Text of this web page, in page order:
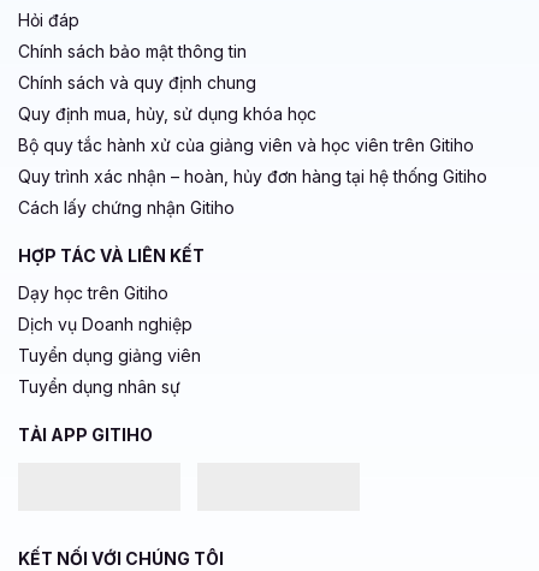
Hỏi đáp
Chính sách bảo mật thông tin
Chính sách và quy định chung
Quy định mua, hủy, sử dụng khóa học
Bộ quy tắc hành xử của giảng viên và học viên trên Gitiho
Quy trình xác nhận – hoàn, hủy đơn hàng tại hệ thống Gitiho
Cách lấy chứng nhận Gitiho
HỢP TÁC VÀ LIÊN KẾT
Dạy học trên Gitiho
Dịch vụ Doanh nghiệp
Tuyển dụng giảng viên
Tuyển dụng nhân sự
TẢI APP GITIHO
KẾT NỐI VỚI CHÚNG TÔI